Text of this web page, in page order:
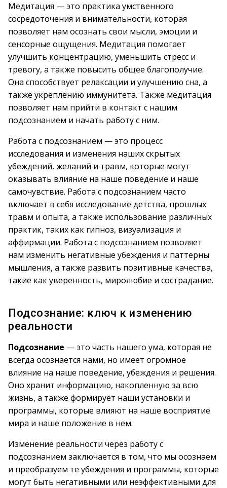
Медитация — это практика умственного
сосредоточения и внимательности, которая
позволяет нам осознать свои мысли, эмоции и
сенсорные ощущения. Медитация помогает
улучшить концентрацию, уменьшить стресс и
тревогу, а также повысить общее благополучие.
Она способствует релаксации и улучшению сна, а
также укреплению иммунитета. Также медитация
позволяет нам прийти в контакт с нашим
подсознанием и начать работу с ним.
Работа с подсознанием — это процесс
исследования и изменения наших скрытых
убеждений, желаний и травм, которые могут
оказывать влияние на наше поведение и наше
самочувствие. Работа с подсознанием часто
включает в себя исследование детства, прошлых
травм и опыта, а также использование различных
практик, таких как гипноз, визуализация и
аффирмации. Работа с подсознанием позволяет
нам изменить негативные убеждения и паттерны
мышления, а также развить позитивные качества,
такие как уверенность, миролюбие и сострадание.
Подсознание: ключ к изменению
реальности
Подсознание — это часть нашего ума, которая не
всегда осознается нами, но имеет огромное
влияние на наше поведение, убеждения и решения.
Оно хранит информацию, накопленную за всю
жизнь, а также формирует наши установки и
программы, которые влияют на наше восприятие
мира и наше положение в нем.
Изменение реальности через работу с
подсознанием заключается в том, что мы осознаем
и преобразуем те убеждения и программы, которые
могут быть негативными или неэффективными для